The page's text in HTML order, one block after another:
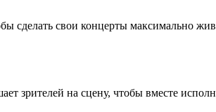
сделать свои концерты максимально
зрителей на сцену, чтобы вместе